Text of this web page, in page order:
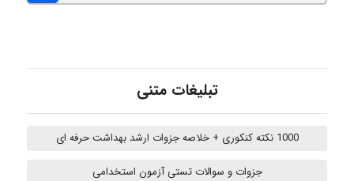
تبلیغات متنی
1000 نکته کنکوری + خلاصه جزوات ارشد بهداشت حرفه ای
جزوات و سوالات تستی آزمون استخدامی